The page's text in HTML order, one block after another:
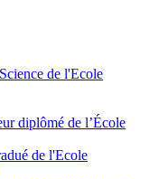
de l'Ecole
diplômé de l’École
de l'Ecole